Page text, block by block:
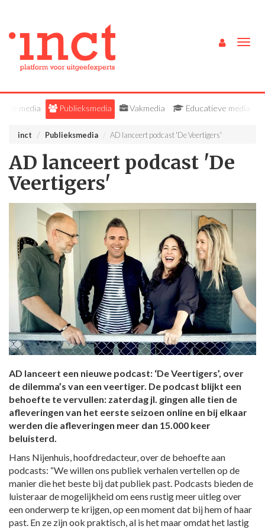
Alle media Publieksmedia Vakmedia Educatieve media
inct Publieksmedia AD lanceert podcast 'De Veertigers'
AD lanceert podcast 'De
Veertigers'
AD lanceert een nieuwe podcast: ‘De Veertigers’, over
de dilemma’s van een veertiger. De podcast blijkt een
behoefte te vervullen: zaterdag jl. gingen alle tien de
afleveringen van het eerste seizoen online en bij elkaar
werden die afleveringen meer dan 15.000 keer
beluisterd.
Hans Nijenhuis, hoofdredacteur, over de behoefte aan
podcasts: “We willen ons publiek verhalen vertellen op de
manier die het beste bij dat publiek past. Podcasts bieden de
luisteraar de mogelijkheid om eens rustig meer uitleg over
een onderwerp te krijgen, op een moment dat bij hem of haar
past. En ze zijn ook praktisch, al is het maar omdat het lastig